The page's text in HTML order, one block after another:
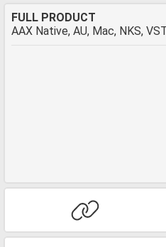
FULL PRODUCT
AAX Native, AU, Mac, NKS,